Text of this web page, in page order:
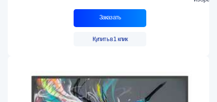
Заказать
Купить в 1 клик